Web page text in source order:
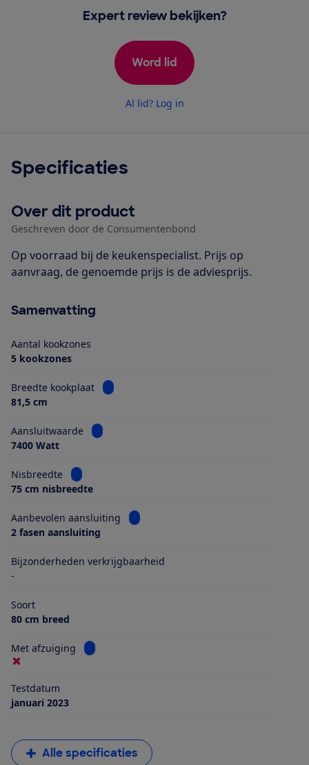
Expert review bekijken?
Word lid
Al lid? Log in
Specificaties
Over dit product
Geschreven door de Consumentenbond
Op voorraad bij de keukenspecialist. Prijs op
aanvraag, de genoemde prijs is de adviesprijs.
Samenvatting
Aantal kookzones
5 kookzones
Breedte kookplaat
Bekijk informatie voor Breedte kookplaat
81,5 cm
Aansluitwaarde
Bekijk informatie voor Aansluitwaarde
7400 Watt
Nisbreedte
Bekijk informatie voor Nisbreedte
75 cm nisbreedte
Aanbevolen aansluiting
Bekijk informatie voor Aanbevolen
2 fasen aansluiting
Bijzonderheden verkrijgbaarheid
-
Soort
80 cm breed
Met afzuiging Bekijk informatie voor Met afzuiging
Testdatum
januari 2023
Alle specificaties